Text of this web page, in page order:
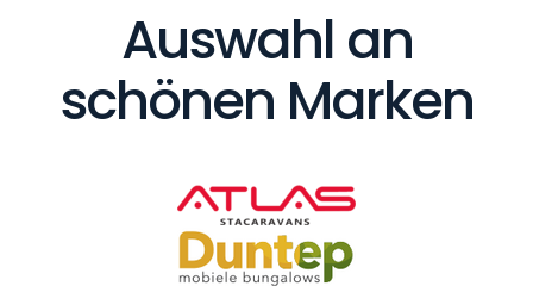
Auswahl an
schönen Marken